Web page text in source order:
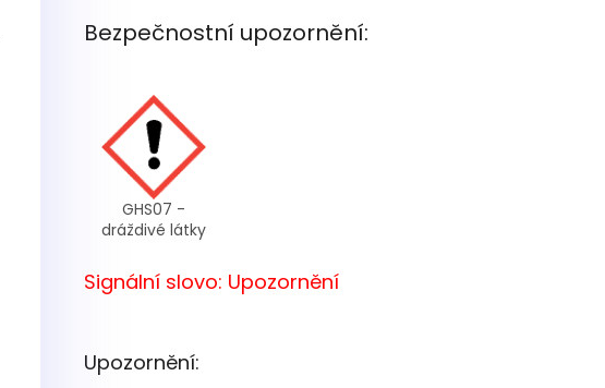
Bezpečnostní upozornění:
GHS07 -
dráždivé látky
Signální slovo: Upozornění
Upozornění: